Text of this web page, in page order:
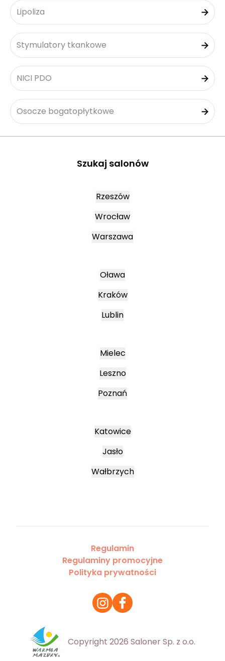
Lipoliza
Stymulatory tkankowe
NICI PDO
Osocze bogatopłytkowe
Szukaj salonów
Rzeszów
Wrocław
Warszawa
Oława
Kraków
Lublin
Mielec
Leszno
Poznań
Katowice
Jasło
Wałbrzych
Regulamin
Regulaminy promocyjne
Polityka prywatności
Copyright 2026 Saloner Sp. z o.o.